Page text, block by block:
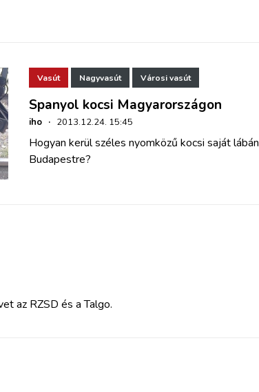
Vasút Nagyvasút Városi vasút
Spanyol kocsi Magyarországon
iho · 2013.12.24. 15:45
Hogyan kerül széles nyomközű kocsi saját lábán
Budapestre?
az RZSD és a Talgo.